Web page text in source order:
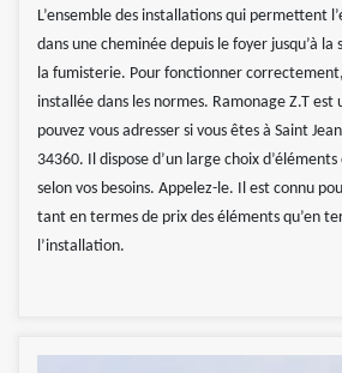
L’ensemble des installations qui permettent
dans une cheminée depuis le foyer jusqu’à
la fumisterie. Pour fonctionner
installée dans les normes. Ramonage Z.T est
pouvez vous adresser si vous êtes à Saint
34360. Il dispose d’un large choix
selon vos besoins. Appelez-le. Il est connu
tant en termes de prix des éléments qu’en
l’installation.